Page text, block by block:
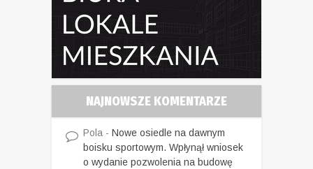
NAJNOWSZE KOMENTARZE
Pola - Nowe osiedle na dawnym
boisku sportowym. Wpłynął wniosek
o wydanie pozwolenia na budowę